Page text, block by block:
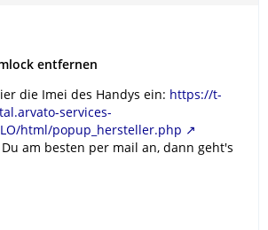
entfernen
die Imei des Handys ein: https://t-
services-
html/popup_hersteller.php
am besten per mail an, dann geht's